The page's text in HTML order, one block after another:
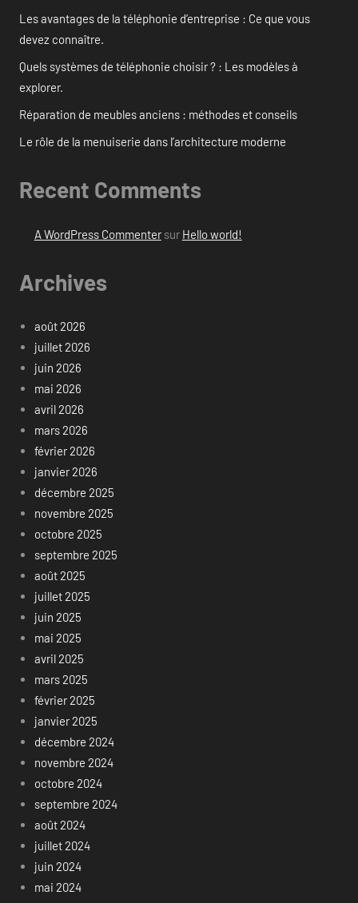
Les avantages de la téléphonie d’entreprise : Ce que vous
devez connaître.
Quels systèmes de téléphonie choisir ? : Les modèles à
explorer.
Réparation de meubles anciens : méthodes et conseils
Le rôle de la menuiserie dans l’architecture moderne
Recent Comments
A WordPress Commentersur Hello world!
Archives
août 2026
juillet 2026
juin 2026
mai 2026
avril 2026
mars 2026
février 2026
janvier 2026
décembre 2025
novembre 2025
octobre 2025
septembre 2025
août 2025
juillet 2025
juin 2025
mai 2025
avril 2025
mars 2025
février 2025
janvier 2025
décembre 2024
novembre 2024
octobre 2024
septembre 2024
août 2024
juillet 2024
juin 2024
mai 2024